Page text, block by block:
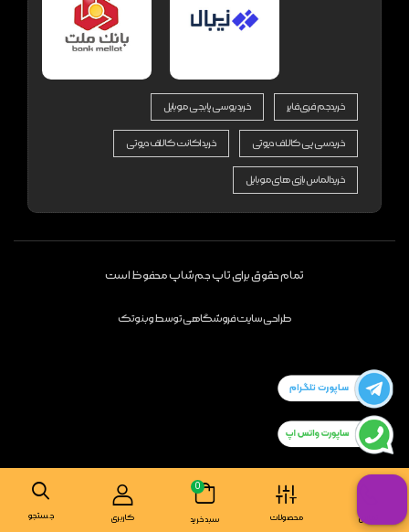
خرید جم فری فایر خرید یوسی پابجی موبایل
خرید سی پی کالاف دیوتی خرید اکانت کالاف دیوتی
خرید الماس بازی های موبایل
تمام حقوق برای تاپ جم شاپ محفوظ است
طراحی سایت فروشگاهیتوسطوبنوتک
تماس محصولات
0
سبد خرید کاربری جستجو